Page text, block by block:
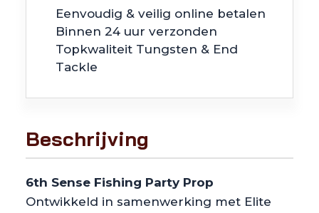
aantal
Eenvoudig & veilig online betalen
Binnen 24 uur verzonden
Topkwaliteit Tungsten & End
Tackle
Beschrijving
6th Sense Fishing Party Prop
Ontwikkeld in samenwerking met Elite